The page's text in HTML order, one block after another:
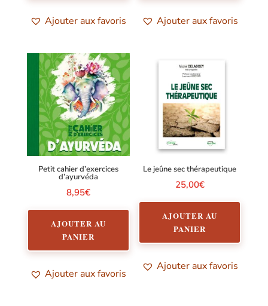
Ajouter aux favoris Ajouter aux favoris
Petit cahier d’exercices
d’ayurvéda
8,95€
AJOUTER AU
PANIER
Ajouter aux favoris
Le jeûne sec thérapeutique
25,00€
AJOUTER AU
PANIER
Ajouter aux favoris